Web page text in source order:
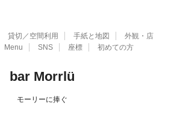
貸切／空間利用 手紙と地図
外観・店
Menu SNS 座標 初めての方
bar Morrlü
モーリーに捧ぐ